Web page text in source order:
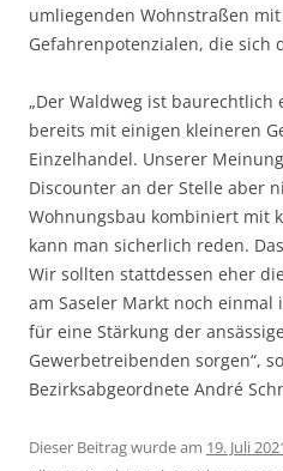
umliegenden Wohnstraßen
Gefahrenpotenzialen, die sich
„Der Waldweg ist
bereits mit einigen kleineren
Einzelhandel. Unserer
Discounter an der Stelle aber
Wohnungsbau kombiniert mit
kann man sicherlich reden.
Wir sollten stattdessen eher
am Saseler Markt noch
für eine Stärkung der
Gewerbetreibenden sorgen“,
Bezirksabgeordnete André
Dieser Beitrag wurde am 19. Juli